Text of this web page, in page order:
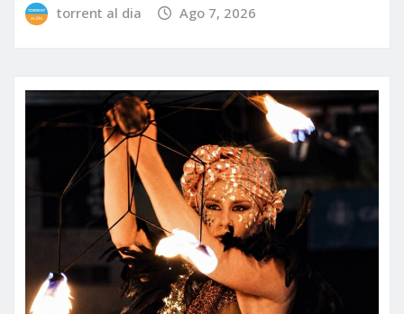
torrent al dia Ago 7, 2026